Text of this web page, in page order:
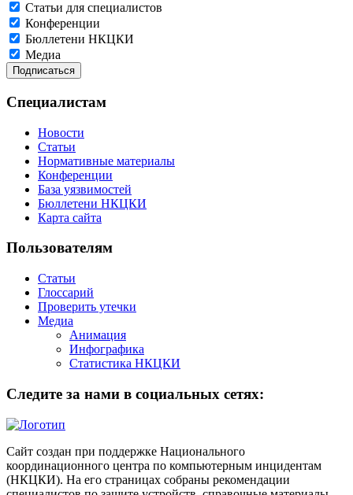
Статьи для специалистов
Конференции
Бюллетени НКЦКИ
Медиа
Специалистам
Новости
Статьи
Нормативные материалы
Конференции
База уязвимостей
Бюллетени НКЦКИ
Карта сайта
Пользователям
Статьи
Глоссарий
Проверить утечки
Медиа
Анимация
Инфографика
Статистика НКЦКИ
Следите за нами в социальных сетях:
Сайт создан при поддержке Национального
координационного центра по компьютерным инцидентам
(НКЦКИ). На его страницах собраны рекомендации